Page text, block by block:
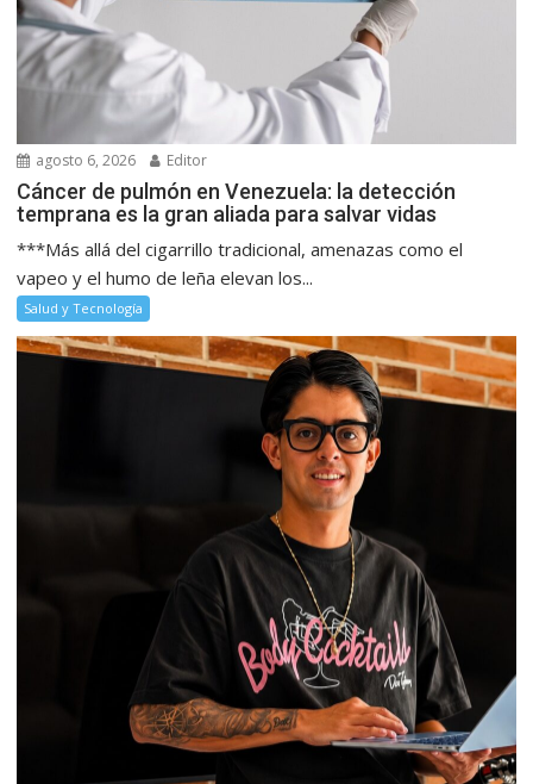
agosto 6, 2026 Editor
Cáncer de pulmón en Venezuela: la detección
temprana es la gran aliada para salvar vidas
***Más allá del cigarrillo tradicional, amenazas como el
vapeo y el humo de leña elevan los...
Salud y Tecnología